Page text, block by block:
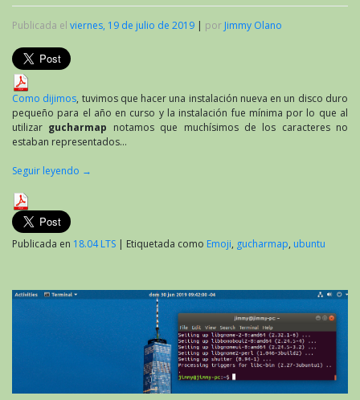
Publicada el viernes, 19 de julio de 2019 | por Jimmy Olano
Como dijimos, tuvimos que hacer una instalación nueva en un disco duro
pequeño para el año en curso y la instalación fue mínima por lo que al
utilizar gucharmap notamos que muchísimos de los caracteres no
estaban representados…
Seguir leyendo →
Publicada en 18.04 LTS | Etiquetada como Emoji, gucharmap, ubuntu